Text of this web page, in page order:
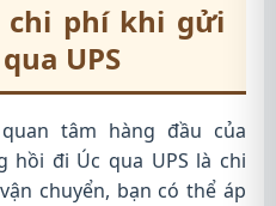
phí khi gửi
UPS
tâm hàng đầu của
hồi đi Úc qua UPS là chi
chuyển, bạn có thể áp